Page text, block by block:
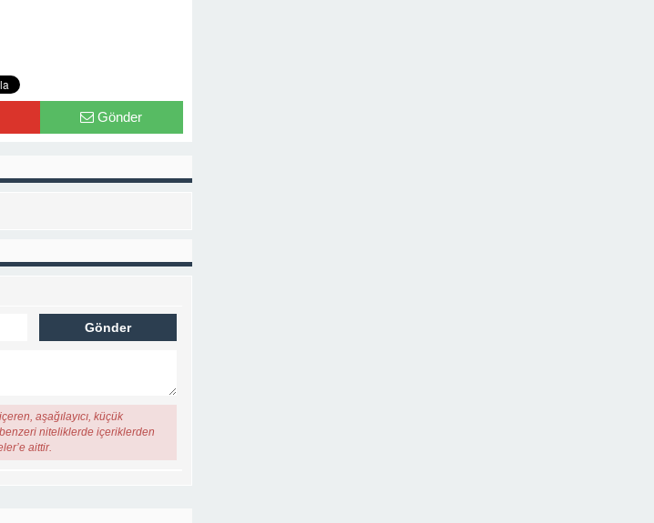
Gönder
aşağılayıcı, küçük
niteliklerde içeriklerden
aittir.